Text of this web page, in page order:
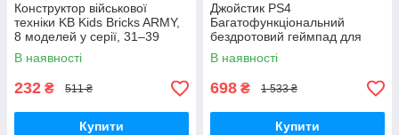
Конструктор військової
техніки KB Kids Bricks ARMY,
8 моделей у серії, 31–39
деталей, 6+
В наявності
232 ₴ 511 ₴
Купити
Джойстик PS4
Багатофункціональний
бездротовий геймпад для
Bluetooth-консолі з подвійною
вібрацією DualShock 4 V3.5
PlayStation 4,
В наявності
698 ₴ 1 533 ₴
Купити